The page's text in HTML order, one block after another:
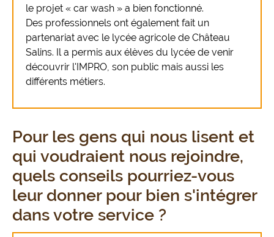
le projet « car wash » a bien fonctionné.
Des professionnels ont également fait un
partenariat avec le lycée agricole de Château
Salins. Il a permis aux élèves du lycée de venir
découvrir l'IMPRO, son public mais aussi les
différents métiers.
Pour les gens qui nous lisent et
qui voudraient nous rejoindre,
quels conseils pourriez-vous
leur donner pour bien s'intégrer
dans votre service ?